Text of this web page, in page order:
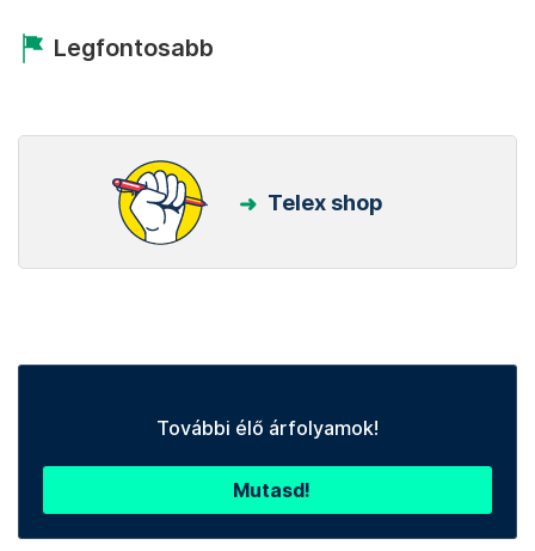
Legfontosabb
Telex shop
További élő árfolyamok!
Mutasd!